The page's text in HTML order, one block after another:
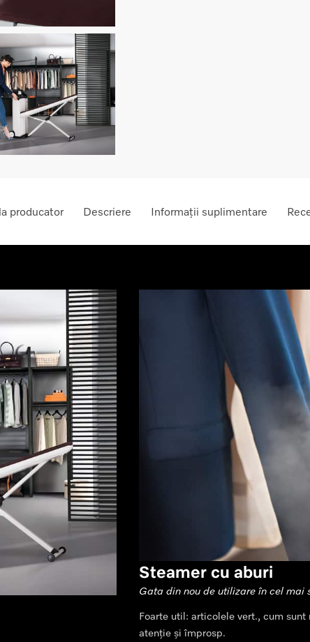
producator Descriere Informații suplimentare
Steamer cu aburi
Gata din nou de utilizare în cel mai
Foarte util: articolele vert., cum
atenție și împrosp.